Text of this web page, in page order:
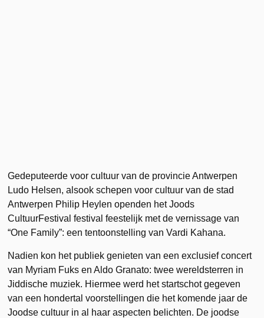
Gedeputeerde voor cultuur van de provincie Antwerpen
Ludo Helsen, alsook schepen voor cultuur van de stad
Antwerpen Philip Heylen openden het Joods
CultuurFestival festival feestelijk met de vernissage van
“One Family”: een tentoonstelling van Vardi Kahana.
Nadien kon het publiek genieten van een exclusief concert
van Myriam Fuks en Aldo Granato: twee wereldsterren in
Jiddische muziek. Hiermee werd het startschot gegeven
van een hondertal voorstellingen die het komende jaar de
Joodse cultuur in al haar aspecten belichten. De joodse